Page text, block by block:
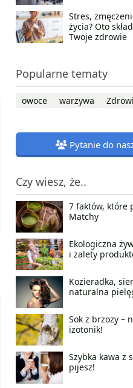
Stres,
życia? Oto
Twoje zdrowie
Popularne tematy
owoce warzywa
Pytanie do
Czy wiesz, że..
7 faktów, które
Matchy
Ekologiczna
i zalety
Kozieradka,
naturalna
Sok z brzozy –
izotonik!
Szybka kawa z
pijesz!